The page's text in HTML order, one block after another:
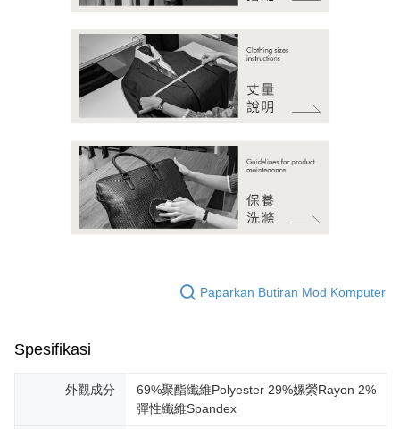
Paparkan Butiran Mod Komputer
Spesifikasi
外觀成分
69%聚酯纖維Polyester 29%嫘縈Rayon 2%
彈性纖維Spandex